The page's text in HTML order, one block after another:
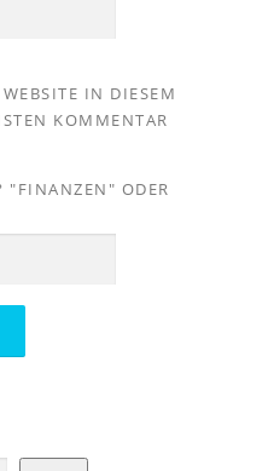
IN DIESEM
KOMMENTAR
"FINANZEN" ODER